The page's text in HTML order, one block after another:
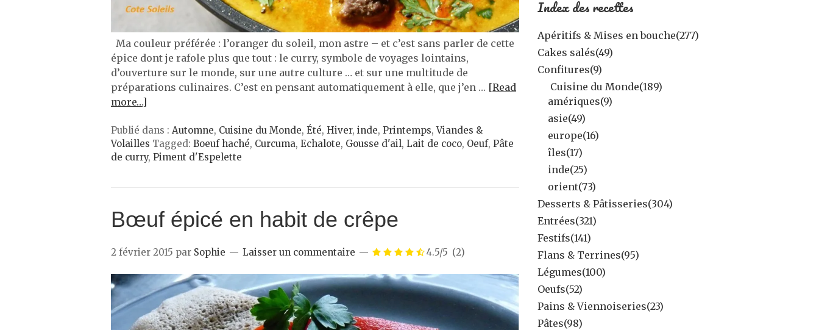
Ma couleur préférée : l’oranger du soleil, mon astre – et c’est sans parler de cette
épice dont je rafole plus que tout : le curry, symbole de voyages lointains,
d’ouverture sur le monde, sur une autre culture … et sur une multitude de
préparations culinaires. C’est en pensant automatiquement à elle, que j’en … [Read
more…]
Publié dans : Automne, Cuisine du Monde, Été, Hiver, inde, Printemps,Viandes &
Volailles Tagged: Boeuf haché, Curcuma, Echalote, Gousse d'ail, Lait de coco, Oeuf, Pâte
de curry, Piment d'Espelette
Bœuf épicé en habit de crêpe
2 février 2015 par Sophie Laisser un commentaire 4.5/5 (2)
Index des recettes
Apéritifs & Mises en bouche(277)
Cakes salés(49)
Confitures(9)
Cuisine du Monde(189)
amériques(9)
asie(49)
europe(16)
îles(17)
inde(25)
orient(73)
Desserts & Pâtisseries(304)
Entrées(321)
Festifs(141)
Flans & Terrines(95)
Légumes(100)
Oeufs(52)
Pains & Viennoiseries(23)
Pâtes(98)